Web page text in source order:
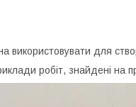
використовувати для
робіт, знайдені на